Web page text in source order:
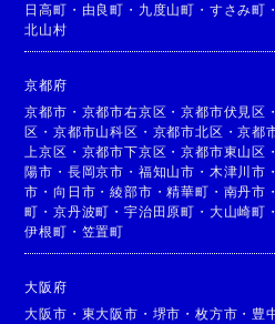
日高町 ・ 由良町 ・ 九度山町 ・ すさみ町 ・
北山村
京都府
京都市 ・ 京都市右京区 ・京都市伏見区 ・
区 ・京都市山科区 ・ 京都市北区 ・京都
上京区 ・ 京都市下京区 ・京都市東山区 ・
陽市 ・ 長岡京市 ・ 福知山市 ・ 木津川市 ・
市 ・向日市 ・綾部市 ・精華町 ・ 南丹市 ・
町 ・京丹波町 ・宇治田原町 ・ 大山崎町 ・
伊根町 ・ 笠置町
大阪府
大阪市 ・ 東大阪市 ・ 堺市 ・枚方市 ・ 豊